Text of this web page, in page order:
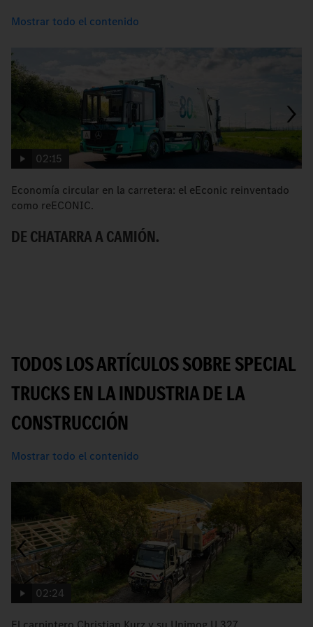
Mostrar todo el contenido
02:15
Economía circular en la carretera: el eEconic reinventado
como reECONIC.
DE CHATARRA A CAMIÓN.
TODOS LOS ARTÍCULOS SOBRE SPECIAL
TRUCKS EN LA INDUSTRIA DE LA
CONSTRUCCIÓN
Mostrar todo el contenido
02:24